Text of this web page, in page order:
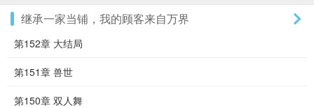
继承一家当铺，我的顾客来自万界
第152章 大结局
第151章 兽世
第150章 双人舞